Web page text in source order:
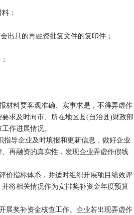
：
具的再融资批复文件的复印件；
料要客观准确、实事求是，不得弄虚作
求及时向市、所在地区县(自治县)财政部
作进展情况。
导企业及时填报和更新信息，做好企业
再融资的真实性，发现企业弄虚作假线
指标体系，并适时组织开展项目绩效评
将相关情况作为安排奖补资金年度预算
奖补资金核查工作。企业若出现弄虚作